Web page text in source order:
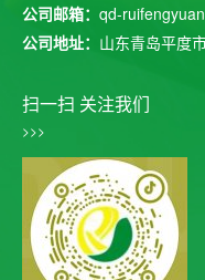
公司邮箱： qd-
公司地址： 山东青岛平度
扫一扫 关注我们
>>>